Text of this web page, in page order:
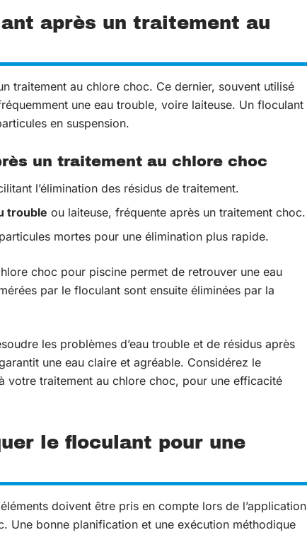
après un traitement au
traitement au chlore choc. Ce dernier, souvent utilisé
une eau trouble, voire laiteuse. Un floculant
en suspension.
un traitement au chlore choc
l’élimination des résidus de traitement.
trouble ou laiteuse, fréquente après un traitement choc.
mortes pour une élimination plus rapide.
choc pour piscine permet de retrouver une eau
par le floculant sont ensuite éliminées par la
les problèmes d’eau trouble et de résidus après
une eau claire et agréable. Considérez le
votre traitement au chlore choc, pour une efficacité
le floculant pour une
doivent être pris en compte lors de l’application
Une bonne planification et une exécution méthodique